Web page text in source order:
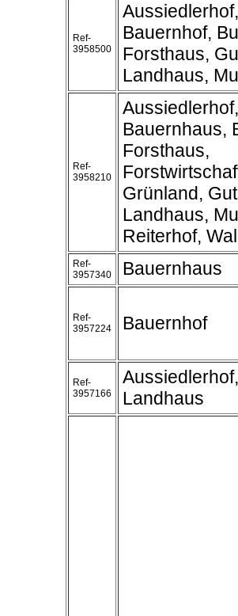
Ref-
3958500
Bauernhof,
Forsthaus,
Landhaus,
Ref-
3958210
Bauernhaus,
Forsthaus,
Grünland,
Landhaus,
Reiterhof,
Ref-
3957340
Bauernhaus
Ref-
3957224
Bauernhof
Ref-
3957166
Landhaus